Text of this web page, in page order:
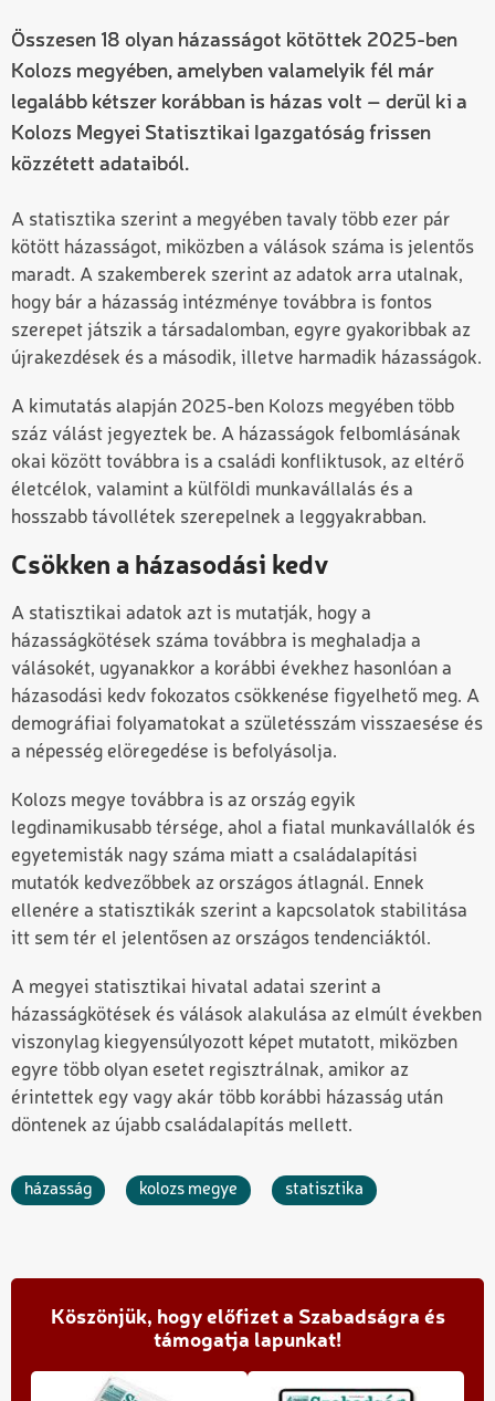
Összesen 18 olyan házasságot kötöttek 2025-ben
Kolozs megyében, amelyben valamelyik fél már
legalább kétszer korábban is házas volt – derül ki a
Kolozs Megyei Statisztikai Igazgatóság frissen
közzétett adataiból.
A statisztika szerint a megyében tavaly több ezer pár
kötött házasságot, miközben a válások száma is jelentős
maradt. A szakemberek szerint az adatok arra utalnak,
hogy bár a házasság intézménye továbbra is fontos
szerepet játszik a társadalomban, egyre gyakoribbak az
újrakezdések és a második, illetve harmadik házasságok.
A kimutatás alapján 2025-ben Kolozs megyében több
száz válást jegyeztek be. A házasságok felbomlásának
okai között továbbra is a családi konfliktusok, az eltérő
életcélok, valamint a külföldi munkavállalás és a
hosszabb távollétek szerepelnek a leggyakrabban.
Csökken a házasodási kedv
A statisztikai adatok azt is mutatják, hogy a
házasságkötések száma továbbra is meghaladja a
válásokét, ugyanakkor a korábbi évekhez hasonlóan a
házasodási kedv fokozatos csökkenése figyelhető meg. A
demográfiai folyamatokat a születésszám visszaesése és
a népesség elöregedése is befolyásolja.
Kolozs megye továbbra is az ország egyik
legdinamikusabb térsége, ahol a fiatal munkavállalók és
egyetemisták nagy száma miatt a családalapítási
mutatók kedvezőbbek az országos átlagnál. Ennek
ellenére a statisztikák szerint a kapcsolatok stabilitása
itt sem tér el jelentősen az országos tendenciáktól.
A megyei statisztikai hivatal adatai szerint a
házasságkötések és válások alakulása az elmúlt években
viszonylag kiegyensúlyozott képet mutatott, miközben
egyre több olyan esetet regisztrálnak, amikor az
érintettek egy vagy akár több korábbi házasság után
döntenek az újabb családalapítás mellett.
házasság kolozs megye statisztika
Köszönjük, hogy előfizet a Szabadságra és
támogatja lapunkat!